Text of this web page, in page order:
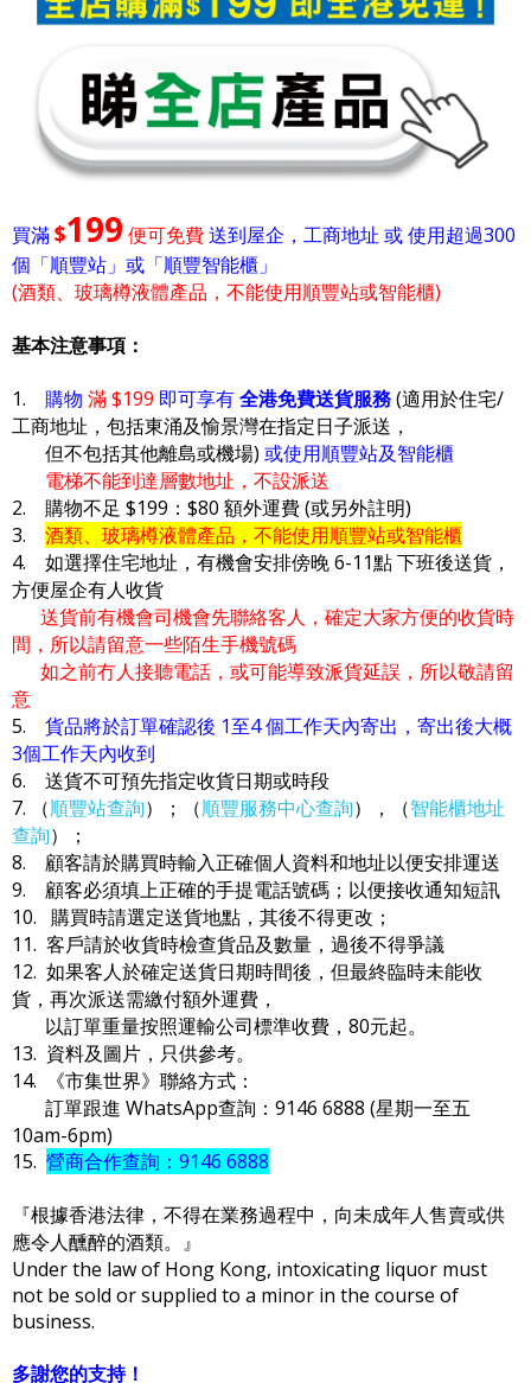
買滿$199 便可免費送到屋企，工商地址 或 使用超過300
個「順豐站」或「順豐智能櫃」
(酒類、玻璃樽液體產品，不能使用順豐站或智能櫃)
基本注意事項：
1. 購物 滿 $199 即可享有全港免費送貨服務(適用於住宅/
工商地址，包括東涌及愉景灣在指定日子派送，
但不包括其他離島或機場) 或使用順豐站及智能櫃
電梯不能到達層數地址，不設派送
2. 購物不足 $199：$80 額外運費 (或另外註明)
3. 酒類、玻璃樽液體產品，不能使用順豐站或智能櫃
4. 如選擇住宅地址，有機會安排傍晚 6-11點 下班後送貨，
方便屋企有人收貨
送貨前有機會司機會先聯絡客人，確定大家方便的收貨時
間，所以請留意一些陌生手機號碼
如之前冇人接聽電話，或可能導致派貨延誤，所以敬請留
意
5. 貨品將於訂單確認後 1至4 個工作天內寄出，寄出後大概
3個工作天內收到
6. 送貨不可預先指定收貨日期或時段
7. （順豐站查詢）；（順豐服務中心查詢），（智能櫃地址
查詢）；
8. 顧客請於購買時輸入正確個人資料和地址以便安排運送
9. 顧客必須填上正確的手提電話號碼；以便接收通知短訊
10. 購買時請選定送貨地點，其後不得更改；
11. 客戶請於收貨時檢查貨品及數量，過後不得爭議
12. 如果客人於確定送貨日期時間後，但最終臨時未能收
貨，再次派送需繳付額外運費，
以訂單重量按照運輸公司標準收費，80元起。
13. 資料及圖片，只供參考。
14. 《市集世界》聯絡方式：
訂單跟進 WhatsApp查詢：9146 6888 (星期一至五
10am-6pm)
15. 營商合作查詢：9146 6888
『根據香港法律，不得在業務過程中，向未成年人售賣或供
應令人醺醉的酒類。』
Under the law of Hong Kong, intoxicating liquor must
not be sold or supplied to a minor in the course of
business.
多謝您的支持！